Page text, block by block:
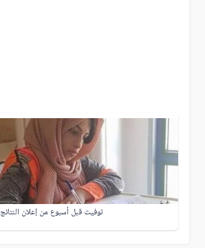
توفيت قبل أسبوع من إعلان النتائج